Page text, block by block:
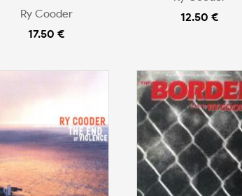
Ry Cooder
17.50 €
12.50 €